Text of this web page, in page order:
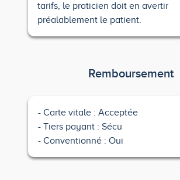
tarifs, le praticien doit en avertir
préalablement le patient.
Remboursement
Carte vitale : Acceptée
Tiers payant : Sécu
Conventionné : Oui